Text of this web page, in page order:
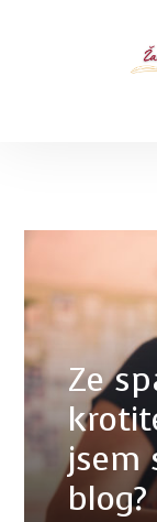
Ze
jsem
blog?